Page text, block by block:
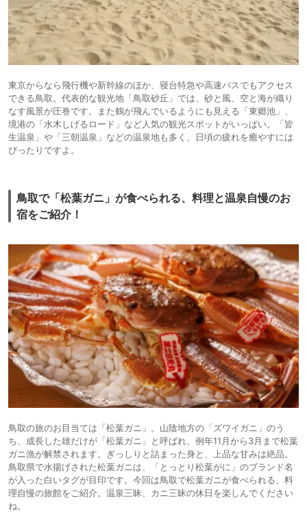
東京からなら飛行機や新幹線のほか、寝台特急や高速バスでもアクセス
できる鳥取。代表的な観光地「鳥取砂丘」では、砂と風、空と海が織り
なす風景が圧巻です。また鶴が飛んでいるようにも見える「東郷池」、
境港の「水木しげるロード」など人気の観光スポットがいっぱい。「皆
生温泉」や「三朝温泉」などの温泉地も多く、日頃の疲れを癒やすには
ぴったりですよ。
鳥取で「松葉ガニ」が食べられる、料理と温泉自慢のお
宿をご紹介！
鳥取の旅のお目当ては「松葉ガニ」。山陰地方の「ズワイガニ」のう
ち、成長した雄だけが「松葉ガニ」と呼ばれ、例年11月から3月まで松葉
ガニ漁が解禁されます。ぎっしりと詰まった身と、上品な甘みは絶品。
鳥取県で水揚げされた松葉ガニは、「とっとり松葉がに」のブランド名
が入った白いタグが目印です。今回は鳥取で松葉ガニが食べられる、料
理自慢の旅館をご紹介。温泉三昧、カニ三昧の休日を楽しんでください
ね。